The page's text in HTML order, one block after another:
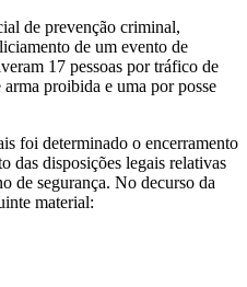
de prevenção criminal,
de um evento de
17 pessoas por tráfico de
arma proibida e uma por posse
foi determinado o encerramento
das disposições legais relativas
de segurança. No decurso da
material: